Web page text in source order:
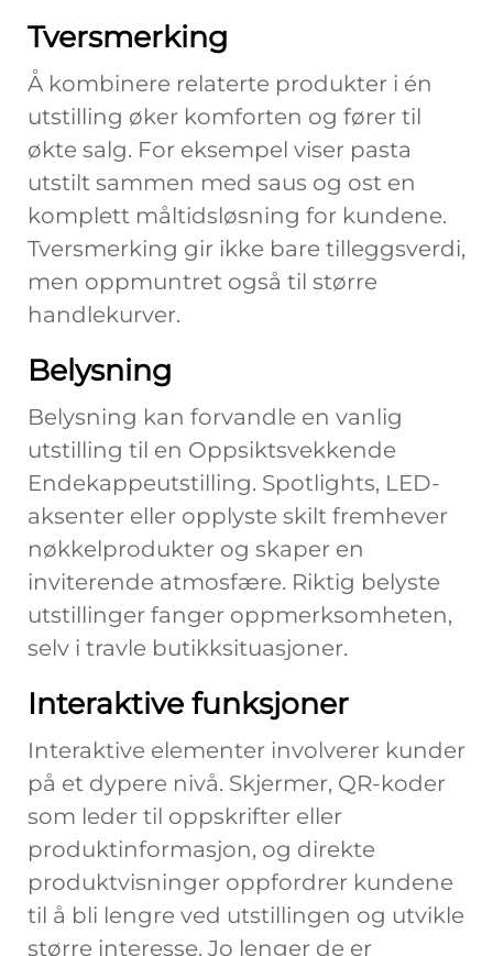
Tversmerking
Å kombinere relaterte produkter i én
utstilling øker komforten og fører til
økte salg. For eksempel viser pasta
utstilt sammen med saus og ost en
komplett måltidsløsning for kundene.
Tversmerking gir ikke bare tilleggsverdi,
men oppmuntret også til større
handlekurver.
Belysning
Belysning kan forvandle en vanlig
utstilling til en Oppsiktsvekkende
Endekappeutstilling. Spotlights, LED-
aksenter eller opplyste skilt fremhever
nøkkelprodukter og skaper en
inviterende atmosfære. Riktig belyste
utstillinger fanger oppmerksomheten,
selv i travle butikksituasjoner.
Interaktive funksjoner
Interaktive elementer involverer kunder
på et dypere nivå. Skjermer, QR-koder
som leder til oppskrifter eller
produktinformasjon, og direkte
produktvisninger oppfordrer kundene
til å bli lengre ved utstillingen og utvikle
større interesse. Jo lenger de er